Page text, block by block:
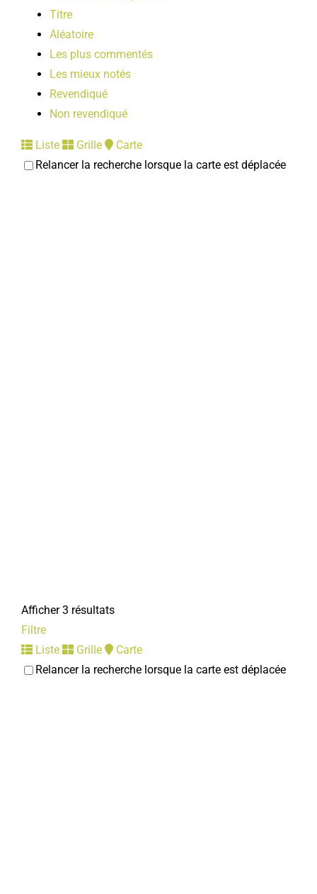
Titre
Aléatoire
Les plus commentés
Les mieux notés
Revendiqué
Non revendiqué
Liste Grille
Carte
Relancer la recherche lorsque la carte est déplacée
Afficher 3 résultats
Filtre
Liste
Grille
Carte
Relancer la recherche lorsque la carte est déplacée